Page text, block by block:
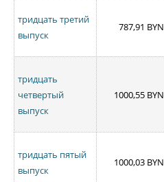
тридцать третий
выпуск
787,91 BYN
тридцать
четвертый
выпуск
1000,55 BYN
тридцать пятый
выпуск
1000,03 BYN